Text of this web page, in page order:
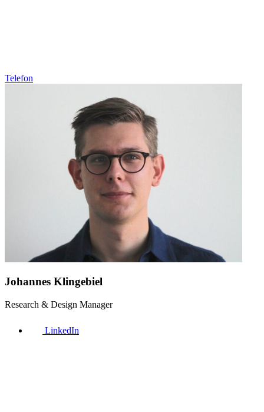
Telefon
Johannes Klingebiel
Research & Design Manager
LinkedIn